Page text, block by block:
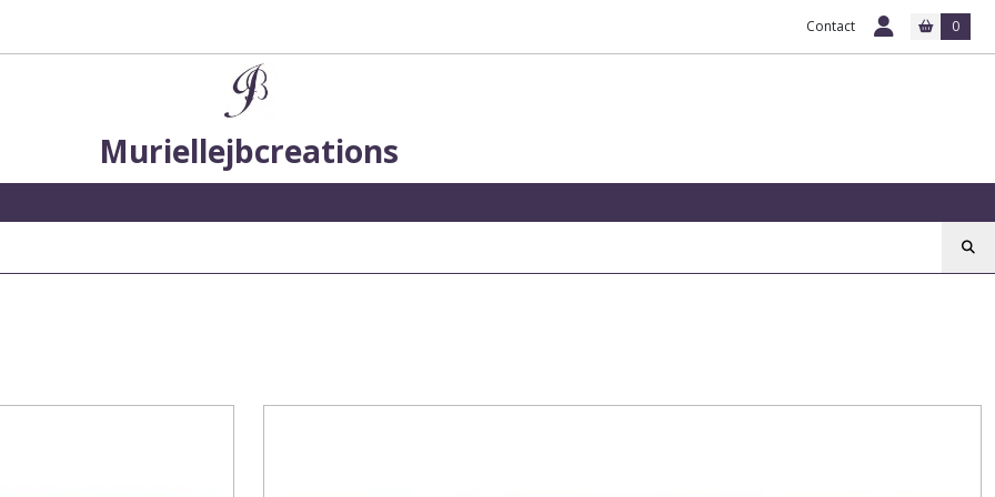
Contact 0
Muriellejbcreations